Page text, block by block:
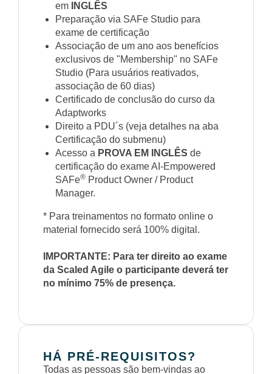
em
INGLÊS
Preparação via SAFe Studio para
exame de certificação
Associação de um ano aos benefícios
exclusivos de "Membership" no SAFe
Studio (Para usuários reativados,
associação de 60 dias)
Certificado de conclusão do curso da
Adaptworks
Direito a PDU´s (veja detalhes na aba
Certificação do submenu)
Acesso a PROVA EM INGLÊS de
certificação do exame AI-Empowered
SAFe® Product Owner / Product
Manager.
* Para treinamentos no formato online o
material fornecido será 100% digital.
IMPORTANTE: Para ter direito ao exame
da Scaled Agile o participante deverá ter
no mínimo 75% de presença.
HÁ PRÉ-REQUISITOS?
Todas as pessoas são bem-vindas ao